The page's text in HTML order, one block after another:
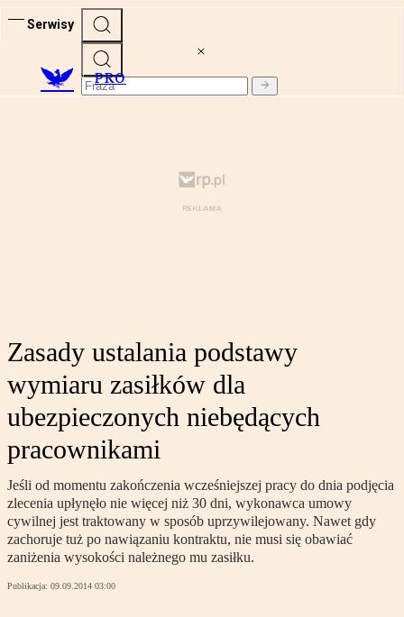
Serwisy
PRO
Zasady ustalania podstawy
wymiaru zasiłków dla
ubezpieczonych niebędących
pracownikami
Jeśli od momentu zakończenia wcześniejszej pracy do dnia podjęcia
zlecenia upłynęło nie więcej niż 30 dni, wykonawca umowy
cywilnej jest traktowany w sposób uprzywilejowany. Nawet gdy
zachoruje tuż po nawiązaniu kontraktu, nie musi się obawiać
zaniżenia wysokości należnego mu zasiłku.
Publikacja: 09.09.2014 03:00